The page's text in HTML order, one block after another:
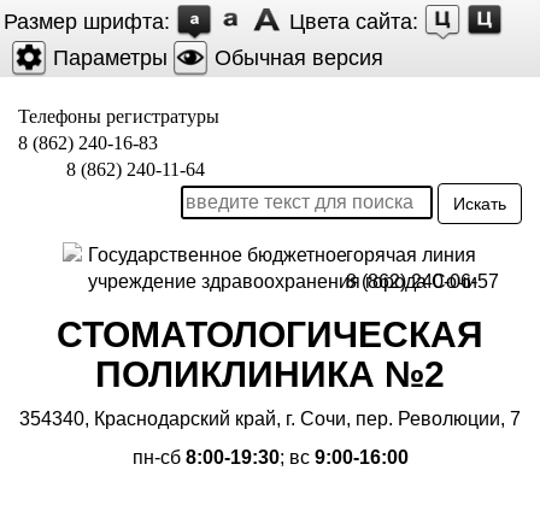
Размер шрифта:
Цвета сайта:
Параметры
Обычная версия
Телефоны регистратуры
8 (862) 240-16-83
8 (862) 240-11-64
Искать
Государственное бюджетное
учреждение здравоохранения города Сочи
горячая линия
8 (862) 240-06-57
СТОМАТОЛОГИЧЕСКАЯ
ПОЛИКЛИНИКА №2
354340, Краснодарский край, г. Сочи, пер. Революции, 7
пн-сб 8:00-19:30; вс 9:00-16:00